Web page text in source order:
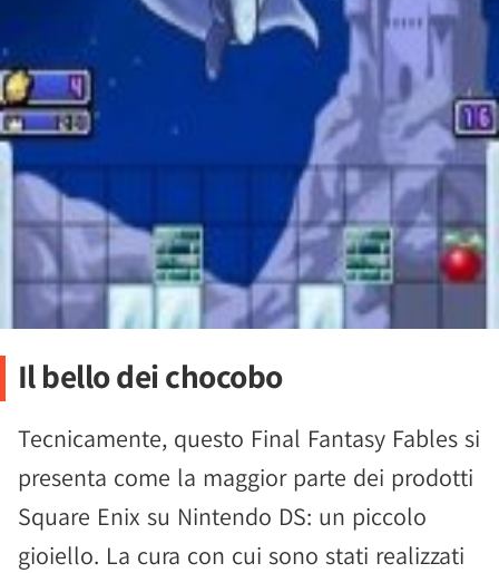
Il bello dei chocobo
Tecnicamente, questo Final Fantasy Fables si
presenta come la maggior parte dei prodotti
Square Enix su Nintendo DS: un piccolo
gioiello. La cura con cui sono stati realizzati